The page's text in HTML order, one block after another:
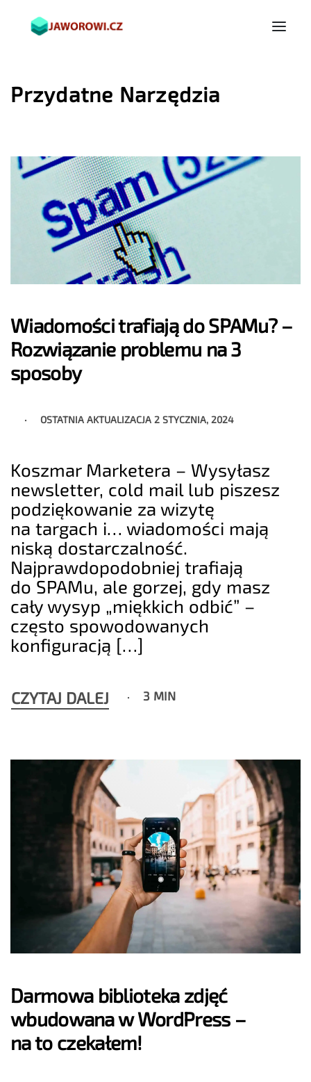
Przydatne Narzędzia
Wiadomości trafiają do SPAMu? –
Rozwiązanie problemu na 3
sposoby
OSTATNIA AKTUALIZACJA 2 STYCZNIA, 2024
Koszmar Marketera – Wysyłasz
newsletter, cold mail lub piszesz
podziękowanie za wizytę
na targach i… wiadomości mają
niską dostarczalność.
Najprawdopodobniej trafiają
do SPAMu, ale gorzej, gdy masz
cały wysyp „miękkich odbić” –
często spowodowanych
konfiguracją […]
CZYTAJ DALEJ 3 MIN
Darmowa biblioteka zdjęć
wbudowana w WordPress –
na to czekałem!